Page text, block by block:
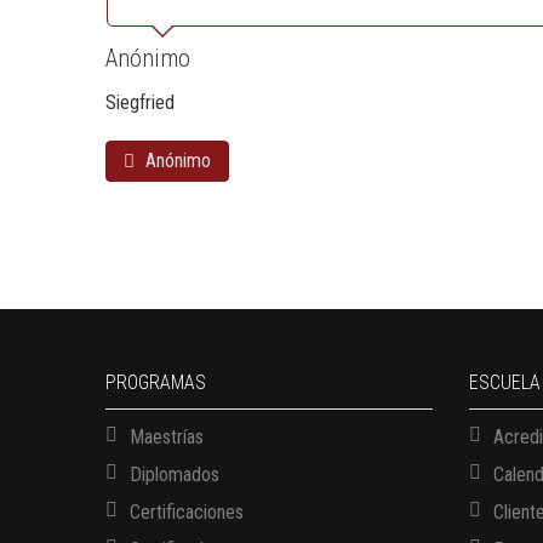
Anónimo
Siegfried
Anónimo
PROGRAMAS
Maestrías
Diplomados
Certificaciones